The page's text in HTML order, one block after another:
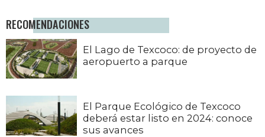
RECOMENDACIONES
El Lago de Texcoco: de proyecto de
aeropuerto a parque
El Parque Ecológico de Texcoco
deberá estar listo en 2024: conoce
sus avances